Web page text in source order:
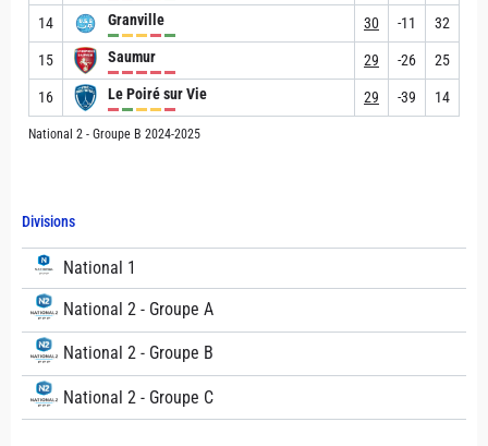
Divisions
National 1
National 2 - Groupe A
National 2 - Groupe B
National 2 - Groupe C
14 Granville 30 -11 32
15 Saumur 29 -26 25
16 Le Poiré sur Vie 29 -39 14
National 2 - Groupe B 2024-2025